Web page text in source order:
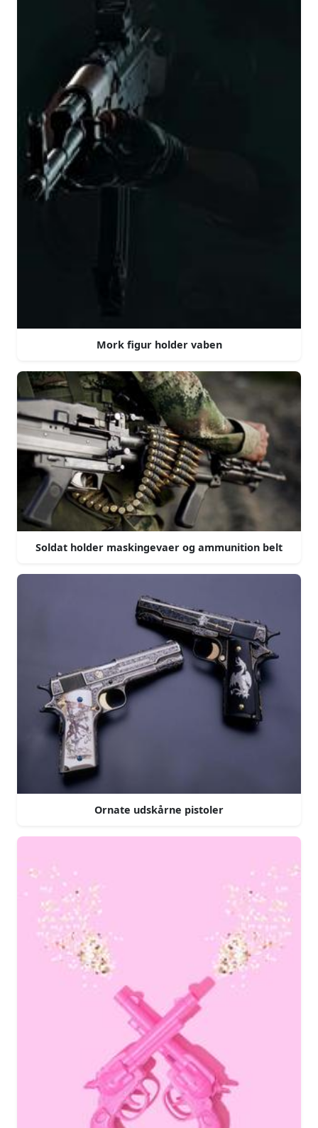
Mork figur holder vaben
Soldat holder maskingevaer og ammunition belt
Ornate udskårne pistoler